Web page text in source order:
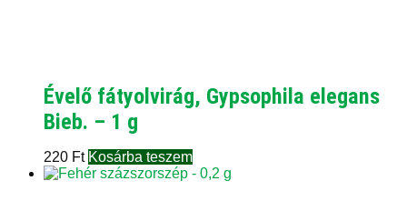
Évelő fátyolvirág, Gypsophila elegans
Bieb. – 1 g
220 Ft Kosárba teszem